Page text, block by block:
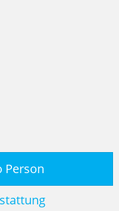
Person